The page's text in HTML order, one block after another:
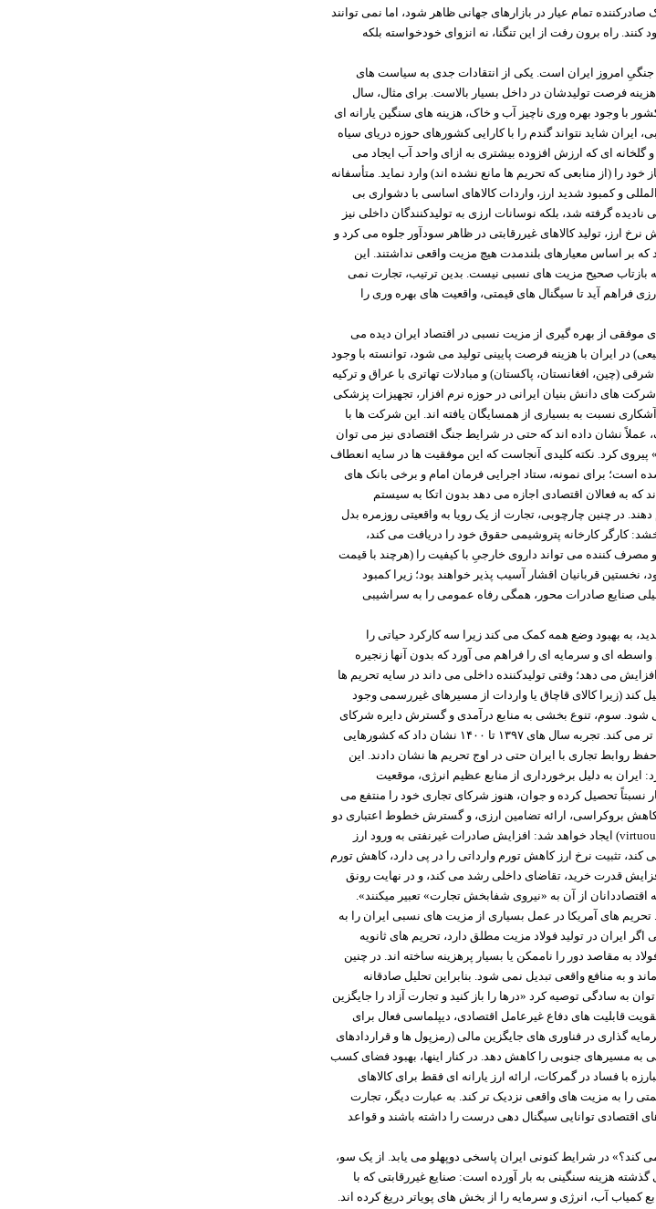
تمام عیار در بازارهای جهانی ظاهر شود، اما نمی توانند
کنند. راه برون رفت از این تنگنا، نه انزوای خودخواسته بلکه
امروز ایران است. یکی از انتقادات جدی به سیاست های
فرصت تولیدشان در داخل بسیار بالاست. برای مثال، سال
با وجود بهره وری ناچیز آب و خاک، هزینه های سنگین یارانه ای
شاید نتواند گندم را با کارایی کشورهای حوزه دریای سیاه
و گلخانه ای که ارزش افزوده بیشتری به ازای واحد آب ایجاد می
را (از منابعی که تحریم ها مانع نشده اند) وارد نماید. متأسفانه
و کمبود شدید ارز، واردات کالاهای اساسی با دشواری بی
گرفته شد، بلکه نوسانات ارزی به تولیدکنندگان داخلی نیز
ارز، تولید کالاهای غیررقابتی در ظاهر سودآور جلوه می کرد و
بر اساس معیارهای بلندمدت هیچ مزیت واقعی نداشتند. این
بازتاب صحیح مزیت های نسبی نیست. بدین ترتیب، تجارت نمی
فراهم آید تا سیگنال های قیمتی، واقعیت های بهره وری را
موفقی از بهره گیری از مزیت نسبی در اقتصاد ایران دیده می
در ایران با هزینه فرصت پایینی تولید می شود، توانسته با وجود
(چین، افغانستان، پاکستان) و مبادلات تهاتری با عراق و ترکیه
های دانش بنیان ایرانی در حوزه نرم افزار، تجهیزات پزشکی
نسبت به بسیاری از همسایگان یافته اند. این شرکت ها با
عملاً نشان داده اند که حتی در شرایط جنگ اقتصادی نیز می توان
پیروی کرد. نکته کلیدی آنجاست که این موفقیت ها در سایه انعطاف
برای نمونه، ستاد اجرایی فرمان امام و برخی بانک های
که به فعالان اقتصادی اجازه می دهد بدون اتکا به سیستم
در چنین چارچوبی، تجارت از یک رویا به واقعیتی روزمره بدل
کارگر کارخانه پتروشیمی حقوق خود را دریافت می کند،
کننده می تواند داروی خارجیِ با کیفیت را (هرچند با قیمت
نخستین قربانیان اقشار آسیب پذیر خواهند بود؛ زیرا کمبود
صنایع صادرات محور، همگی رفاه عمومی را به سراشیبی
به بهبود وضع همه کمک می کند زیرا سه کارکرد حیاتی را
ای و سرمایه ای را فراهم می آورد که بدون آنها زنجیره
می دهد؛ وقتی تولیدکننده داخلی می داند در سایه تحریم ها
کند (زیرا کالای قاچاق یا واردات از مسیرهای غیررسمی وجود
شود. سوم، تنوع بخشی به منابع درآمدی و گسترش دایره شرکای
تجاری، اقتصاد را در برابر شوک های خارجی مقاوم تر می کند. تجربه سال های ۱۳۹۷ تا ۱۴۰۰ نشان داد که کشورهایی
روابط تجاری با ایران حتی در اوج تحریم ها نشان دادند. این
به دلیل برخورداری از منابع عظیم انرژی، موقعیت
نسبتاً تحصیل کرده و جوان، هنوز شرکای تجاری خود را منتفع می
(کاهش بروکراسی، ارائه تضامین ارزی، و گسترش خطوط اعتباری دو
جانبه)، این منافع را شفاف تر سازد، حلقه وارونه (virtuous) ایجاد خواهد شد: افزایش صادرات غیرنفتی به ورود ارز
کند، تثبیت نرخ ارز کاهش تورم وارداتی را در پی دارد، کاهش تورم
قدرت خرید، تقاضای داخلی رشد می کند، و در نهایت رونق
از آن به «نیروی شفابخش تجارت» تعبیر میکنند».
های آمریکا در عمل بسیاری از مزیت های نسبی ایران را به
ایران در تولید فولاد مزیت مطلق دارد، تحریم های ثانویه
به مقاصد دور را ناممکن یا بسیار پرهزینه ساخته اند. در چنین
به منافع واقعی تبدیل نمی شود. بنابراین تحلیل صادقانه
به سادگی توصیه کرد «درها را باز کنید و تجارت آزاد را جایگزین
قابلیت های دفاع غیرعامل اقتصادی، دیپلماسی فعال برای
گذاری در فناوری های جایگزین مالی (رمزپول ها و قراردادهای
به مسیرهای جنوبی را کاهش دهد. در کنار اینها، بهبود فضای کسب
با فساد در گمرکات، ارائه ارز یارانه ای فقط برای کالاهای
را به مزیت های واقعی نزدیک تر کند. به عبارت دیگر، تجارت
اقتصادی توانایی سیگنال دهی درست را داشته باشند و قواعد
کند؟» در شرایط کنونی ایران پاسخی دوپهلو می یابد. از یک سو،
هزینه سنگینی به بار آورده است: صنایع غیررقابتی که با
کمیاب آب، انرژی و سرمایه را از بخش های پویاتر دریغ کرده اند.